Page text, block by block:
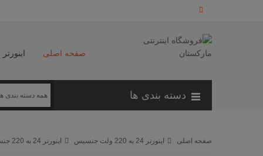
صفحه اصلی اینورتر
دسته بندی ها
صفحه اصلی اینورتر 24 به 220 ولت جنسیس اینورتر 24 به 220 جنسیس سری APS